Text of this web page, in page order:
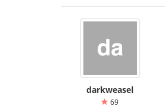
darkweasel
69